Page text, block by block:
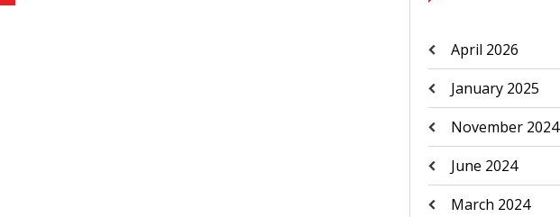
April 2026
January 2025
November 2024
June 2024
March 2024